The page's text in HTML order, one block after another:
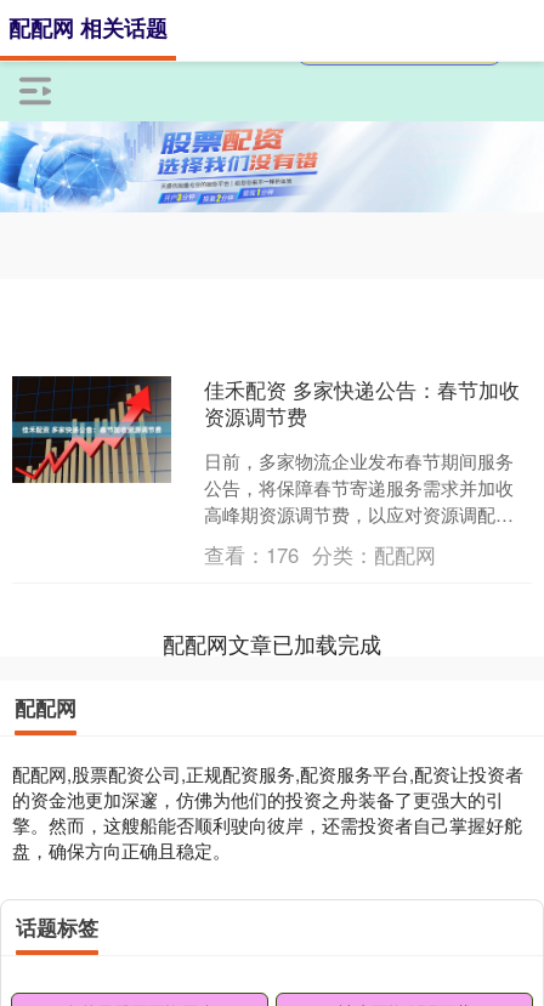
配配网 相关话题
佳禾配资 多家快递公告：春节加收
资源调节费
日前，多家物流企业发布春节期间服务
公告，将保障春节寄递服务需求并加收
高峰期资源调节费，以应对资源调配需
求。 ☟ 顺丰 发布公告称，因节日期间资
源调配受限、极端天....
查看： 176 分类： 配配网
配配网文章已加载完成
配配网
配配网,股票配资公司,正规配资服务,配资服务平台,配资让投资者
的资金池更加深邃，仿佛为他们的投资之舟装备了更强大的引
擎。然而，这艘船能否顺利驶向彼岸，还需投资者自己掌握好舵
盘，确保方向正确且稳定。
话题标签